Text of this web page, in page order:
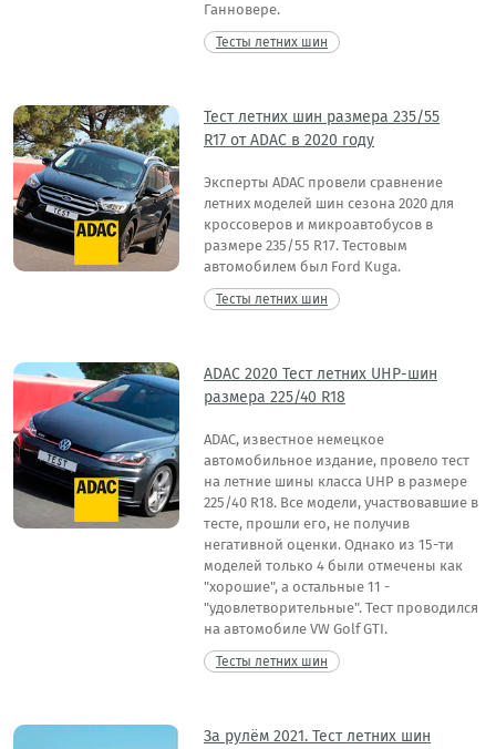
Ганновере.
Тесты летних шин
Тест летних шин размера 235/55
R17 от ADAC в 2020 году
Эксперты ADAC провели сравнение
летних моделей шин сезона 2020 для
кроссоверов и микроавтобусов в
размере 235/55 R17. Тестовым
автомобилем был Ford Kuga.
Тесты летних шин
ADAC 2020 Тест летних UHP-шин
размера 225/40 R18
ADAC, известное немецкое
автомобильное издание, провело тест
на летние шины класса UHP в размере
225/40 R18. Все модели, участвовавшие в
тесте, прошли его, не получив
негативной оценки. Однако из 15-ти
моделей только 4 были отмечены как
"хорошие", а остальные 11 -
"удовлетворительные". Тест проводился
на автомобиле VW Golf GTI.
Тесты летних шин
За рулём 2021. Тест летних шин